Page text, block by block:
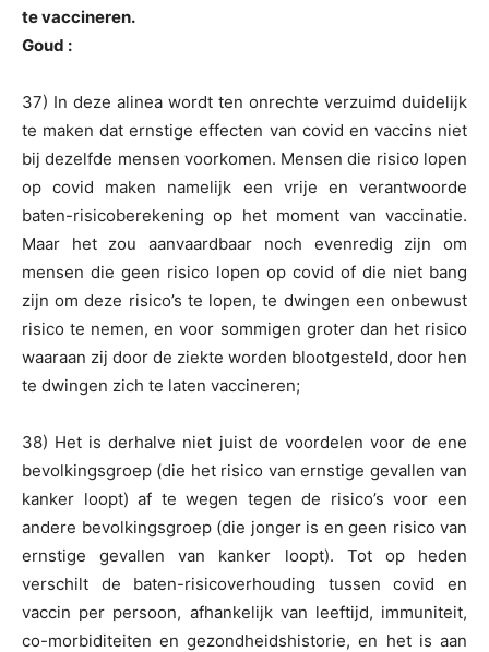
te vaccineren.
Goud :
37) In deze alinea wordt ten onrechte verzuimd duidelijk
te maken dat ernstige effecten van covid en vaccins niet
bij dezelfde mensen voorkomen. Mensen die risico lopen
op covid maken namelijk een vrije en verantwoorde
baten-risicoberekening op het moment van vaccinatie.
Maar het zou aanvaardbaar noch evenredig zijn om
mensen die geen risico lopen op covid of die niet bang
zijn om deze risico’s te lopen, te dwingen een onbewust
risico te nemen, en voor sommigen groter dan het risico
waaraan zij door de ziekte worden blootgesteld, door hen
te dwingen zich te laten vaccineren;
38) Het is derhalve niet juist de voordelen voor de ene
bevolkingsgroep (die het risico van ernstige gevallen van
kanker loopt) af te wegen tegen de risico’s voor een
andere bevolkingsgroep (die jonger is en geen risico van
ernstige gevallen van kanker loopt). Tot op heden
verschilt de baten-risicoverhouding tussen covid en
vaccin per persoon, afhankelijk van leeftijd, immuniteit,
co-morbiditeiten en gezondheidshistorie, en het is aan